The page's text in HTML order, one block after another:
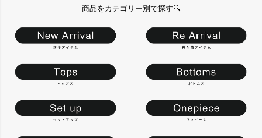
商品をカテゴリー別で探す🔍